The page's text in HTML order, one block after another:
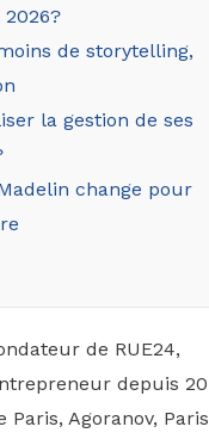
de storytelling,
la gestion de ses
change pour
de RUE24,
depuis 20
Agoranov, Paris